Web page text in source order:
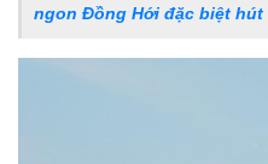
ngon Đồng Hới đặc biệt hút